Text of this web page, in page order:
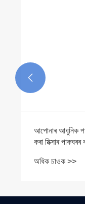
আপোনাৰ আধুনিক
কৰা মিক্সাৰ
অধিক চাওক >>
